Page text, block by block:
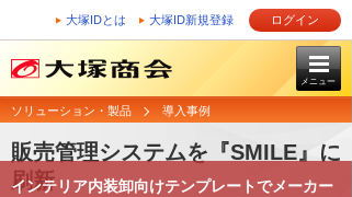
大塚IDとは 大塚ID新規登録 ログイン
メニュー
ソリューション・製品 導入事例
販売管理システムを『SMILE』に
刷新
インテリア内装卸向けテンプレートでメーカー